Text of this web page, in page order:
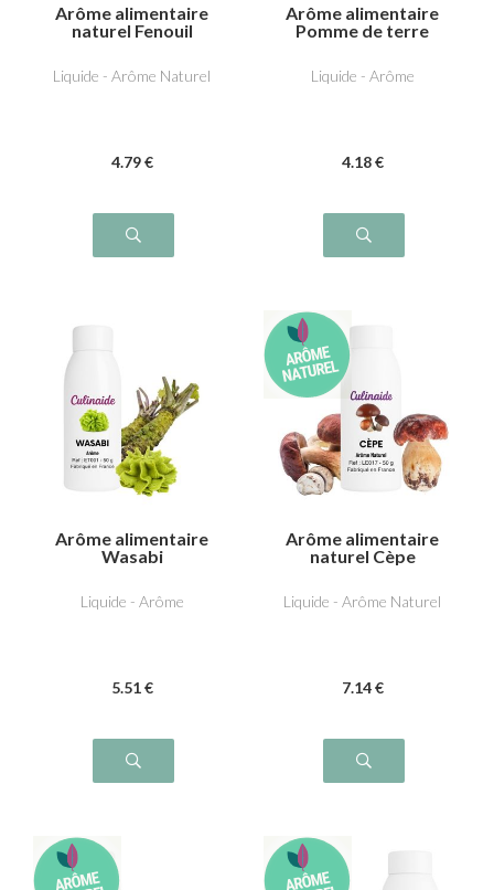
Arôme alimentaire
naturel Fenouil
Liquide - Arôme Naturel
4.79 €
Arôme alimentaire
Pomme de terre
Liquide - Arôme
4.18 €
Arôme alimentaire
Wasabi
Liquide - Arôme
5.51 €
Arôme alimentaire
naturel Cèpe
Liquide - Arôme Naturel
7.14 €